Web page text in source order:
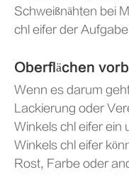
Schweißnähten bei
chl eifer der
Oberflächen
Wenn es darum
Lackierung oder
Winkels chl eifer ein
Winkels chl eifer
Rost, Farbe oder